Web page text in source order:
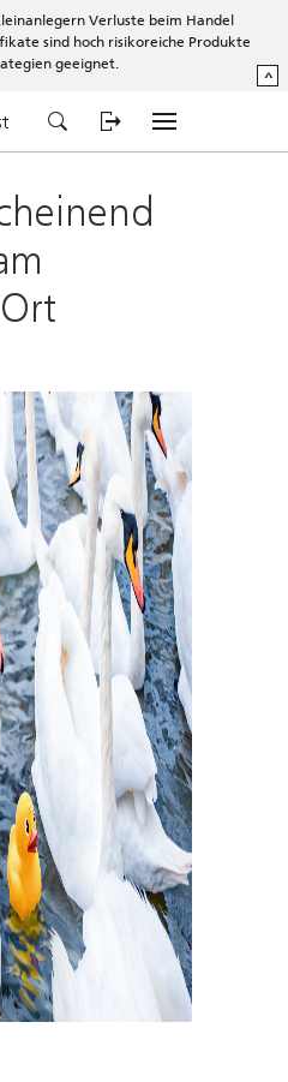
Verluste beim Handel
sind hoch risikoreiche Produkte
geeignet.
^